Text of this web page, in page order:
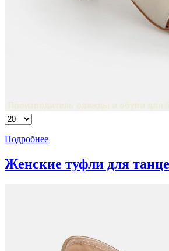
Подробнее
Женские туфли для